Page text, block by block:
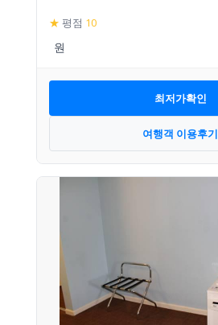
★ 평점 10
최저가확인
여행객 이용후기